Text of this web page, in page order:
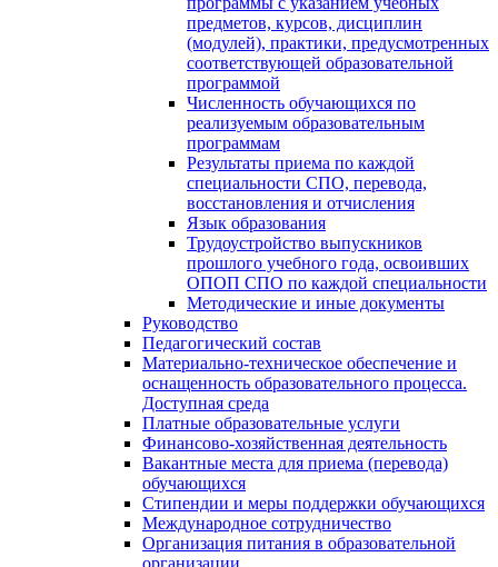
предметов, курсов, дисциплин
(модулей), практики, предусмотренных
соответствующей образовательной
программой
Численность обучающихся по
реализуемым образовательным
программам
Результаты приема по каждой
специальности СПО, перевода,
восстановления и отчисления
Язык образования
Трудоустройство выпускников
прошлого учебного года, освоивших
ОПОП СПО по каждой специальности
Методические и иные документы
Руководство
Педагогический состав
Материально-техническое обеспечение и
оснащенность образовательного процесса.
Доступная среда
Платные образовательные услуги
Финансово-хозяйственная деятельность
Вакантные места для приема (перевода)
обучающихся
Стипендии и меры поддержки обучающихся
Международное сотрудничество
Организация питания в образовательной
организации